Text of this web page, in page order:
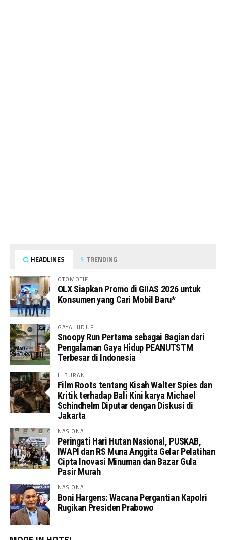
HEADLINES TRENDING
OTOMOTIF
OLX Siapkan Promo di GIIAS 2026 untuk
Konsumen yang Cari Mobil Baru*
GAYA HIDUP
Snoopy Run Pertama sebagai Bagian dari
Pengalaman Gaya Hidup PEANUTSTM
Terbesar di Indonesia
HIBURAN
Film Roots tentang Kisah Walter Spies dan
Kritik terhadap Bali Kini karya Michael
Schindhelm Diputar dengan Diskusi di
Jakarta
NASIONAL
Peringati Hari Hutan Nasional, PUSKAB,
IWAPI dan RS Muna Anggita Gelar Pelatihan
Cipta Inovasi Minuman dan Bazar Gula
Pasir Murah
NASIONAL
Boni Hargens: Wacana Pergantian Kapolri
Rugikan Presiden Prabowo